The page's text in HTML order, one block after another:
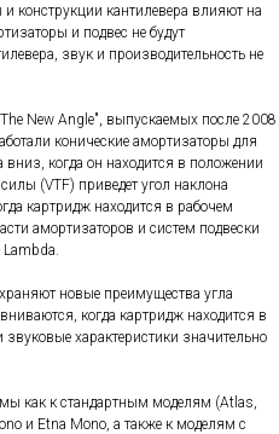
конструкции кантилевера влияют на
и подвес не будут
звук и производительность не
New Angle", выпускаемых после 2008
конические амортизаторы для
вниз, когда он находится в положении
(VTF) приведет угол наклона
картридж находится в рабочем
амортизаторов и систем подвески
новые преимущества угла
когда картридж находится в
характеристики значительно
как к стандартным моделям (Atlas,
и Etna Mono, а также к моделям с